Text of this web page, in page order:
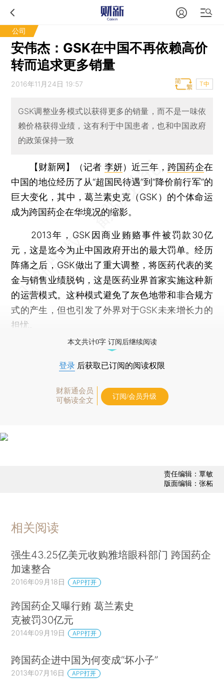
公司
安伟杰：GSK在中国不再依赖高价
转而追求更多销量
2016年11月24日 19:57 T中
GSK调整业务模式以获得更多的销量，而不是一味依
赖价格获得业绩，这有利于中国患者，也和中国政府
的政策保持一致
【财新网】（记者 李妍） 近三年， 跨国药企在
中国的地位经历了从“超国民待遇”到“降价前行军”的
巨大变化，其中，葛兰素史克（GSK）的个体命运
成为跨国药企在华境况的缩影。
2013年，GSK因商业贿赂事件被罚款30亿
元，这是迄今为止中国政府开出的最大罚单。经历
阵痛之后，GSK做出了重大调整，将医药代表的奖
金与销售业绩脱钩，这是医药业界首家实施这种新
的运营模式。这种模式避免了灰色地带和非合规方
式的产生，但也引发了外界对于GSK未来增长力的
担忧。
本文共计0字 订阅后继续阅读
登录 后获取已订阅的阅读权限
财新通会员
可畅读全文
订阅/会员升级
责任编辑：覃敏
版面编辑：张柘
相关阅读
强生43.25亿美元收购雅培眼科部门 跨国药企
加速整合
2016年09月18日 APP打开
跨国药企又曝行贿 葛兰素史
克被罚30亿元
2014年09月19日 APP打开
跨国药企进中国为何变成“坏小子”
2013年07月16日 APP打开